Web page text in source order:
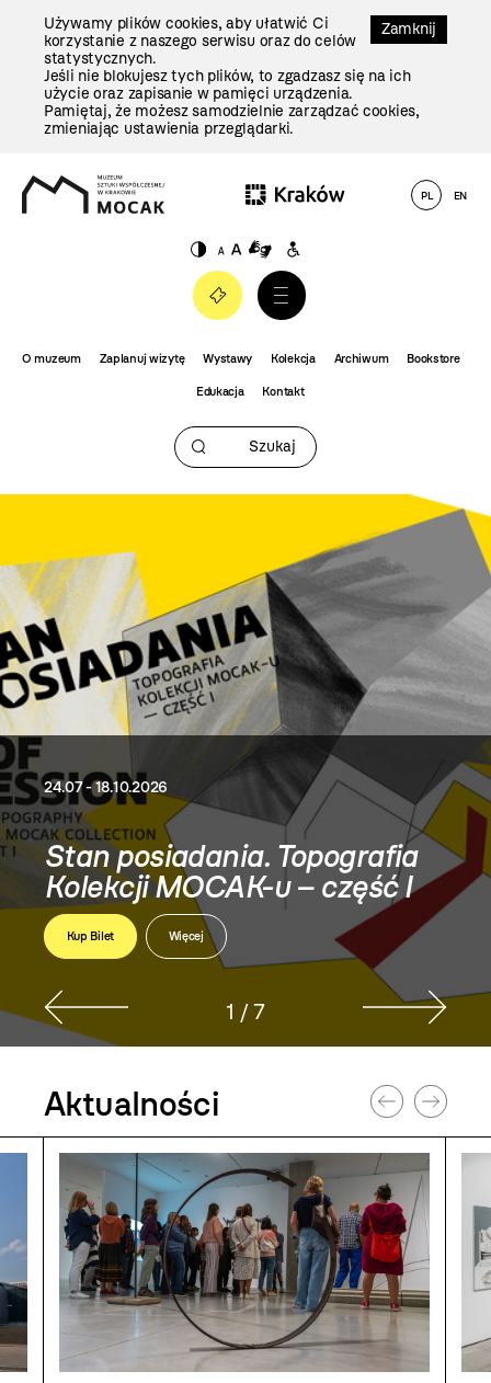
Zamknij
Używamy plików cookies, aby ułatwić Ci
korzystanie z naszego serwisu oraz do celów
statystycznych.
Jeśli nie blokujesz tych plików, to zgadzasz się na ich
użycie oraz zapisanie w pamięci urządzenia.
Pamiętaj, że możesz samodzielnie zarządzać cookies,
zmieniając ustawienia przeglądarki.
(otwiera
PL EN
O muzeum Zaplanuj wizytę Wystawy Kolekcja Archiwum Bookstore
Edukacja Kontakt
Wielcy współcześni. Dar
Teresy i Andrzeja
Starmachów
Kup Bilet Więcej
2 / 7
Strona
głowna
Aktualności